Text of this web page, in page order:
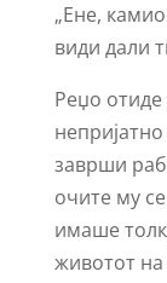
„Ене,
види дали
Реџо
заврши
очите му
имаше
животот